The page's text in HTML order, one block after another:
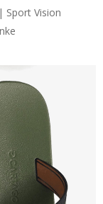
Sport Vision